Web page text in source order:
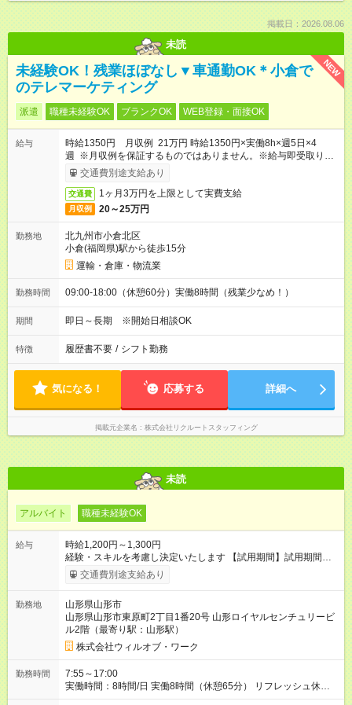
掲載日：2026.08.06
未読
NEW
未経験OK！残業ほぼなし▼車通勤OK＊小倉で
のテレマーケティング
派遣 職種未経験OK ブランクOK WEB登録・面接OK
給与
時給1350円 月収例 21万円 時給1350円×実働8h×週5日×4
週 ※月収例を保証するものではありません。※給与即受取りサ
ービス利用可（利用条件有）
交通費別途支給あり
交通費 1ヶ月3万円を上限として実費支給
月収例 20～25万円
勤務地
北九州市小倉北区
小倉(福岡県)駅から徒歩15分
運輸・倉庫・物流業
勤務時間 09:00-18:00（休憩60分）実働8時間（残業少なめ！）
期間 即日～長期 ※開始日相談OK
特徴 履歴書不要 / シフト勤務
気になる！ 応募する 詳細へ
掲載元企業名 株式会社リクルートスタッフィング
未読
アルバイト 職種未経験OK
給与
時給1,200円～1,300円
経験・スキルを考慮し決定いたします 【試用期間】試用期間あ
り 試用期間の長さ：1ヶ月 雇用形態、給与は本採用時と同じで
す。
交通費別途支給あり
勤務地
山形県山形市
山形県山形市東原町2丁目1番20号 山形ロイヤルセンチュリービ
ル2階（最寄り駅：山形駅）
株式会社ウィルオブ・ワーク
勤務時間
7:55～17:00
実働時間：8時間/日 実働8時間（休憩65分） リフレッシュ休憩
あり（有給） 残業月5～10時間未満